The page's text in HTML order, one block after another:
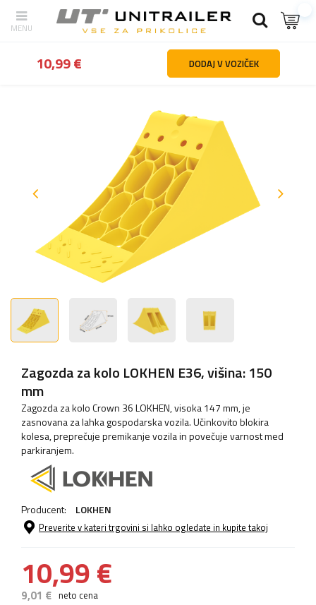
Nazaj domov Kolesa platišča pnevmatike Zagozde za kolesa
Zagozda za kolo LOKHEN E36, višina: 150
mm
Zagozda za kolo Crown 36 LOKHEN, visoka 147 mm, je
zasnovana za lahka gospodarska vozila. Učinkovito blokira
kolesa, preprečuje premikanje vozila in povečuje varnost med
parkiranjem.
Producent: LOKHEN
Preverite v kateri trgovini si lahko ogledate in kupite takoj
10,99 €
9,01 € neto cena
10,99 € DODAJ V VOZIČEK